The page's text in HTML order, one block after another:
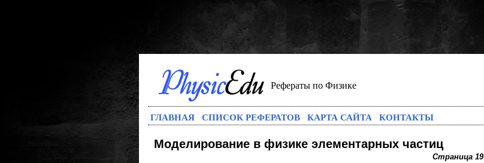
Рефераты по Физике
ГЛАВНАЯ СПИСОК РЕФЕРАТОВ КАРТА САЙТА КОНТАКТЫ
Моделирование в физике элементарных частиц
Страница 19